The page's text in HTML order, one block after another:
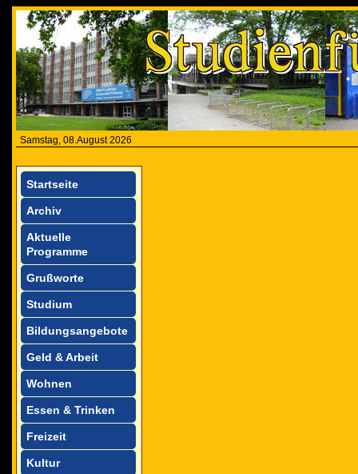
Samstag, 08.August 2026
Startseite
Archiv
Aktuelle
Programme
Grußworte
Studium
Bildungsangebote
Geld & Arbeit
Wohnen
Essen & Trinken
Freizeit
Kultur